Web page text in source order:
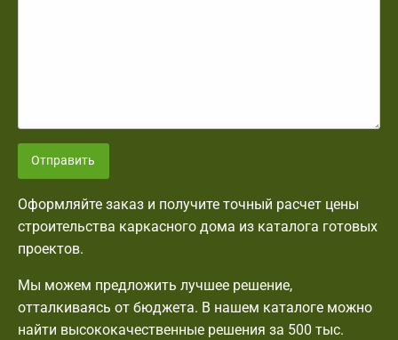
Отправить
Оформляйте заказ и получите точный расчет цены
строительства каркасного дома из каталога готовых
проектов.
Мы можем предложить лучшее решение,
отталкиваясь от бюджета. В нашем каталоге можно
найти высококачественные решения за 500 тыс.